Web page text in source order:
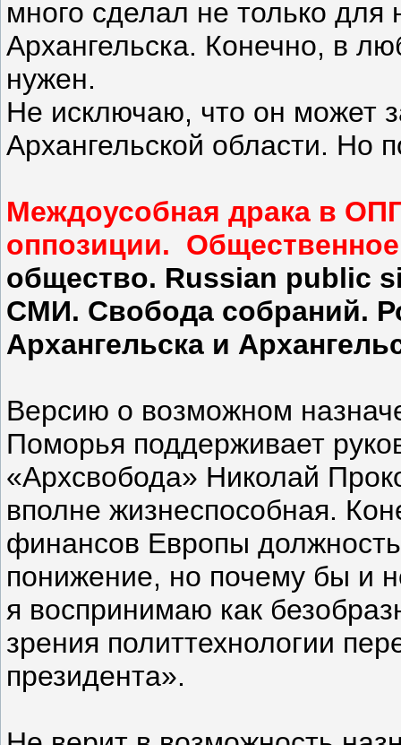
много сделал не только
Архангельска. Конечно, в
нужен.
Не исключаю, что он может
Архангельской области. Но
Междоусобная драка в
оппозиции.
общество. Russian public
СМИ. Свобода собраний.
Архангельска и
Версию о возможном
Поморья поддерживает
«Архсвобода» Николай
вполне жизнеспособная.
финансов Европы
понижение, но почему бы и
я воспринимаю как
зрения политтехнологии
президента».